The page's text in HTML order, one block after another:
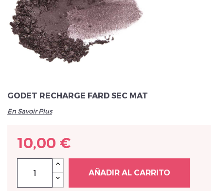
Veuillez réinitialiser votre mot de passe
GODET RECHARGE FARD SEC MAT
En Savoir Plus
10,00 €
AÑADIR AL CARRITO